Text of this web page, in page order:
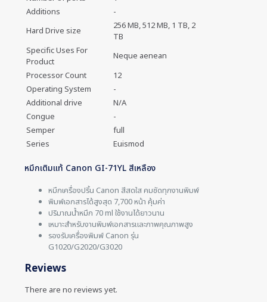
Additions
-
Hard Drive size
256 MB, 512 MB, 1 TB, 2
TB
Specific Uses For
Product
Neque aenean
Processor Count
12
Operating System
-
Additional drive
N/A
Congue
-
Semper
full
Series
Euismod
หมึกเติมแท้ Canon GI-71YL สีเหลือง
หมึกเครื่องปริ้น Canon สีสดใส คมชัดทุกงานพิมพ์
พิมพ์เอกสารได้สูงสุด 7,700 หน้า คุ้มค่า
ปริมาณน้ำหมึก 70 ml ใช้งานได้ยาวนาน
เหมาะสำหรับงานพิมพ์เอกสารและภาพคุณภาพสูง
รองรับเครื่องพิมพ์ Canon รุ่น
G1020/G2020/G3020
Reviews
There are no reviews yet.